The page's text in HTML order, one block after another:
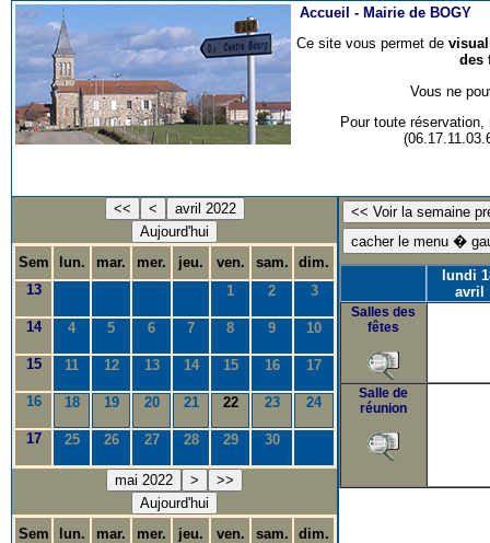
Accueil - Mairie de BOGY
Ce site vous permet de
des
Vous ne
Pour toute
<< <
avril 2022
Aujourd'hui
Sem
lun. mar. mer. jeu. ven. sam.
dim.
13
1 2 3
14 4 5 6 7 8 9 10
15 11 12 13 14 15 16 17
16 18 19 20 21 22 23 24
17 25 26 27 28 29 30
mai 2022 >
>>
Aujourd'hui
Sem
lun. mar. mer. jeu. ven. sam.
dim.
lundi
avril
Salles des
fêtes
Salle de
réunion